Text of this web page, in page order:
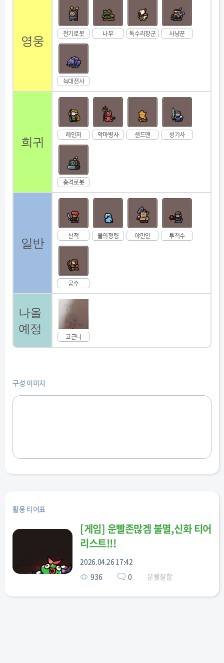
영웅
전기로봇 나무 독수리장군 사냥꾼
늑대전사
희귀
레인저 악마병사 샌드맨 성기사
충격로봇
일반
산적 물의정령 야만인 투척수
궁수
나올
예정
고근니
구성 이미지
활용 티어표
[게임] 운빨존많겜 불멸,신화 티어
리스트!!!
2026.04.26 17:42
936
0 운빨잘함